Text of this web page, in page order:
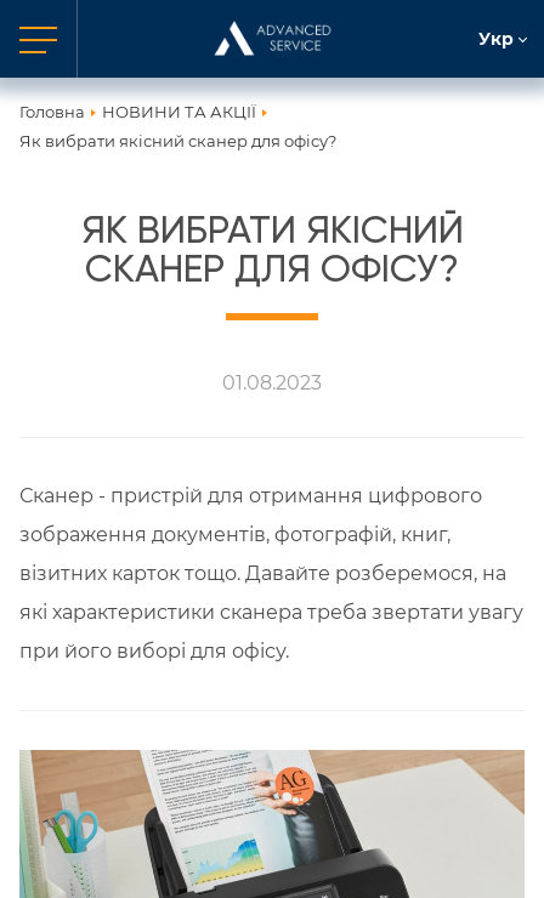
Укр
Головна
НОВИНИ ТА АКЦІЇ
Як вибрати якісний сканер для офісу?
ЯК ВИБРАТИ ЯКІСНИЙ
СКАНЕР ДЛЯ ОФІСУ?
01.08.2023
Сканер - пристрій для отримання цифрового
зображення документів, фотографій, книг,
візитних карток тощо. Давайте розберемося, на
які характеристики сканера треба звертати увагу
при його виборі для офісу.